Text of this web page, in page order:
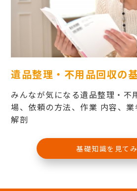
遺品整理・不用品回収の
みんなが気になる遺品整理・不
場、依頼の方法、作業 内容、
解剖
基礎知識を見て